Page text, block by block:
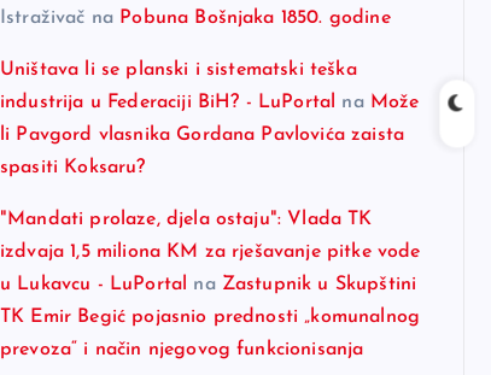
Istraživač na Pobuna Bošnjaka 1850. godine
Uništava li se planski i sistematski teška
industrija u Federaciji BiH? - LuPortal
na Može
li Pavgord vlasnika Gordana Pavlovića zaista
spasiti Koksaru?
"Mandati prolaze, djela ostaju": Vlada TK
izdvaja 1,5 miliona KM za rješavanje pitke vode
u Lukavcu - LuPortal
na Zastupnik u Skupštini
TK Emir Begić pojasnio prednosti „komunalnog
prevoza“ i način njegovog funkcionisanja